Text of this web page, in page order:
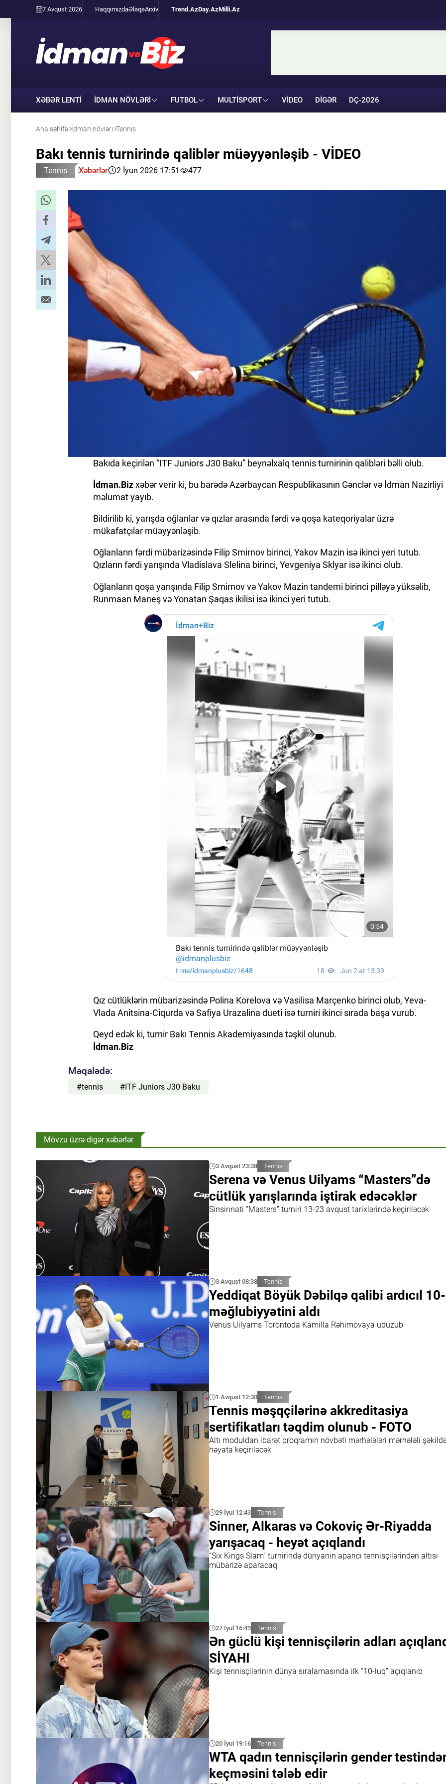
7 Avqust 2026 HaqqımızdaƏlaqəArxiv Trend.AzDay.AzMilli.Az
XƏBƏR LENTİ İDMAN NÖVLƏRI FUTBOL MULTISPORT VIDEO DIGƏR DÇ-2026
Ana səhifə İdman növləri Tennis
Bakı tennis turnirində qaliblər müəyyənləşib - VİDEO
Tennis Xəbərlər 2 İyun 2026 17:51 477
Bakıda keçirilən “ITF Juniors J30 Baku” beynəlxalq tennis turnirinin qalibləri bəlli olub.
İdman.Bizxəbər verir ki, bu barədə Azərbaycan Respublikasının Gənclər və İdman Nazirliyi
məlumat yayıb.
Bildirilib ki, yarışda oğlanlar və qızlar arasında fərdi və qoşa kateqoriyalar üzrə
mükafatçılar müəyyənləşib.
Oğlanların fərdi mübarizəsində Filip Smirnov birinci, Yakov Mazin isə ikinci yeri tutub.
Qızların fərdi yarışında Vladislava Slelina birinci, Yevgeniya Sklyar isə ikinci olub.
Oğlanların qoşa yarışında Filip Smirnov və Yakov Mazin tandemi birinci pilləyə yüksəlib,
Runmaan Maneş və Yonatan Şaqas ikilisi isə ikinci yeri tutub.
Qız cütlüklərin mübarizəsində Polina Korelova və Vasilisa Marçenko birinci olub, Yeva-
Vlada Anitsina-Ciqurda və Safiya Urazalina dueti isə turniri ikinci sırada başa vurub.
Qeyd edək ki, turnir Bakı Tennis Akademiyasında təşkil olunub.
İdman.Biz
Məqalədə:
#tennis #ITF Juniors J30 Baku
Mövzu üzrə digər xəbərlər
3 Avqust 23:38 Tennis
Serena və Venus Uilyams “Masters”də
cütlük yarışlarında iştirak edəcəklər
Sinsinnati “Masters” turniri 13-23 avqust tarixlərində keçiriləcək
3 Avqust 08:38 Tennis
Yeddiqat Böyük Dəbilqə qalibi ardıcıl
məğlubiyyətini aldı
Venus Uilyams Torontoda Kamilla Rəhimovaya uduzub
1 Avqust 12:30 Tennis
Tennis məşqçilərinə akkreditasiya
sertifikatları təqdim olunub - FOTO
Altı moduldan ibarət proqramın növbəti mərhələləri mərhələli
həyata keçiriləcək
29 İyul 12:43 Tennis
Sinner, Alkaras və Cokoviç Ər-Riyadda
yarışacaq - heyət açıqlandı
“Six Kings Slam” turnirində dünyanın aparıcı tennisçilərindən altısı
mübarizə aparacaq
27 İyul 16:49 Tennis
Ən güclü kişi tennisçilərin adları
SİYAHI
Kişi tennisçilərinin dünya sıralamasında ilk “10-luq” açıqlanıb
20 İyul 19:16 Tennis
WTA qadın tennisçilərin gender
keçməsini tələb edir